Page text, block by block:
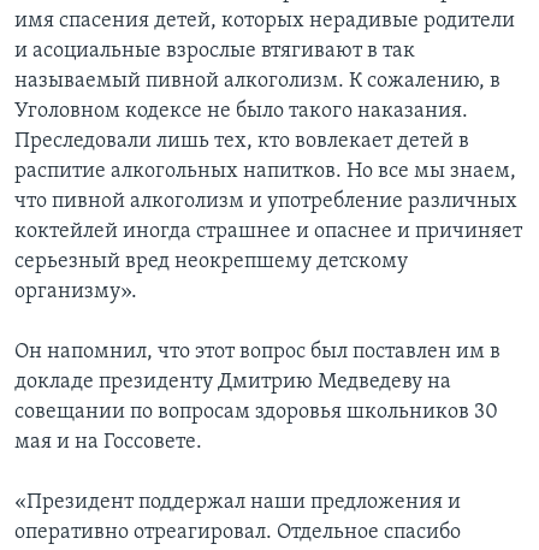
имя спасения детей, которых нерадивые родители
и асоциальные взрослые втягивают в так
называемый пивной алкоголизм. К сожалению, в
Уголовном кодексе не было такого наказания.
Преследовали лишь тех, кто вовлекает детей в
распитие алкогольных напитков. Но все мы знаем,
что пивной алкоголизм и употребление различных
коктейлей иногда страшнее и опаснее и причиняет
серьезный вред неокрепшему детскому
организму».
Он напомнил, что этот вопрос был поставлен им в
докладе президенту Дмитрию Медведеву на
совещании по вопросам здоровья школьников 30
мая и на Госсовете.
«Президент поддержал наши предложения и
оперативно отреагировал. Отдельное спасибо